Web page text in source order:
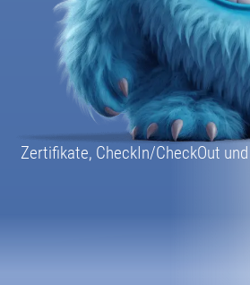
Zertifikate, CheckIn/CheckOut